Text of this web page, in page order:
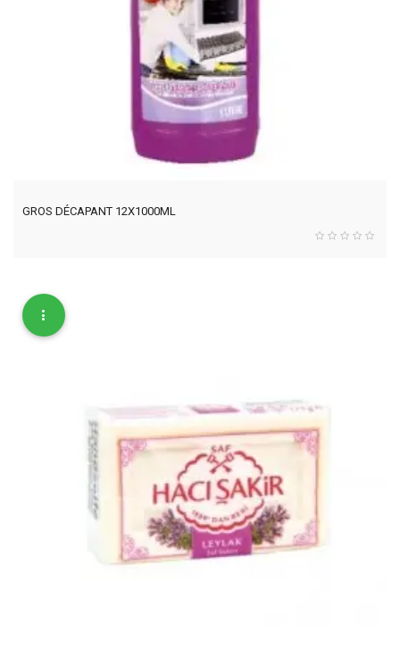
GROS DÉCAPANT 12X1000ML